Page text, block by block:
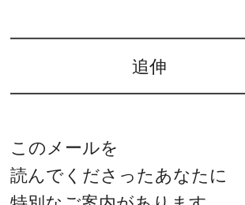
追
このメールを
読んでくださったあなたに